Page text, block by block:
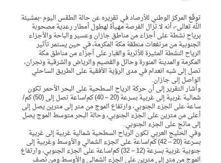
توقّع المركز الوطني للأرصاد في تقريره عن حالة الطقس اليوم -بمشيئة
الله تعالى-، أنه لا تزال الفرصة مهيأة لهطول أمطار رعدية مصحوبة
برياح نشطة على أجزاء من مناطق جازان وعسير والباحة والأجزاء
الجنوبية من مرتفعات منطقة مكة المكرمة، في حين يستمر تأثير
الرياح النشطة المثيرة للأتربة والغبار على أجزاء من مناطق مكة
المكرمة والمدينة المنورة وحائل والقصيم والرياض والشرقية ونجران،
تصل إلى شبه انعدام في مدى الرؤية الأفقية على الطريق الساحلي
الواصل إلى جازان.
وأشار التقرير إلى أن حركة الرياح السطحية على البحر الأحمر تكون
شمالية غربية إلى غربية بسرعة (20 – 40) كم/ساعة تصل إلى (50) كم/
ساعة على الجزء الجنوبي، وارتفاع الموج من متر إلى مترين يصل إلى
أعلى من مترين على الجزء الجنوبي، وحالة البحر متوسط الموج يصل
إلى مائج على الجزء الجنوبي.
وفي الخليج العربي تكون الرياح السطحية شمالية غربية إلى غربية
بسرعة (20 – 42) كم/ساعة على الجزء الشمالي والأوسط وغربية إلى
جنوبية غربية بسرعة (12 – 32) كم/ساعة على الجزء الجنوبي، وارتفاع
الموج من متر إلى مترين على الجزء الشمالي والأوسط ومن نصف